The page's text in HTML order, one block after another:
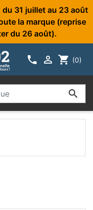
du 31 juillet au 23 août
la marque (reprise
du 26 août).
  shopping_cart (0)
